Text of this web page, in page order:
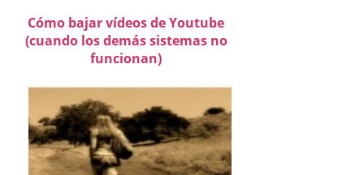
Cómo bajar vídeos de Youtube
(cuando los demás sistemas no
funcionan)